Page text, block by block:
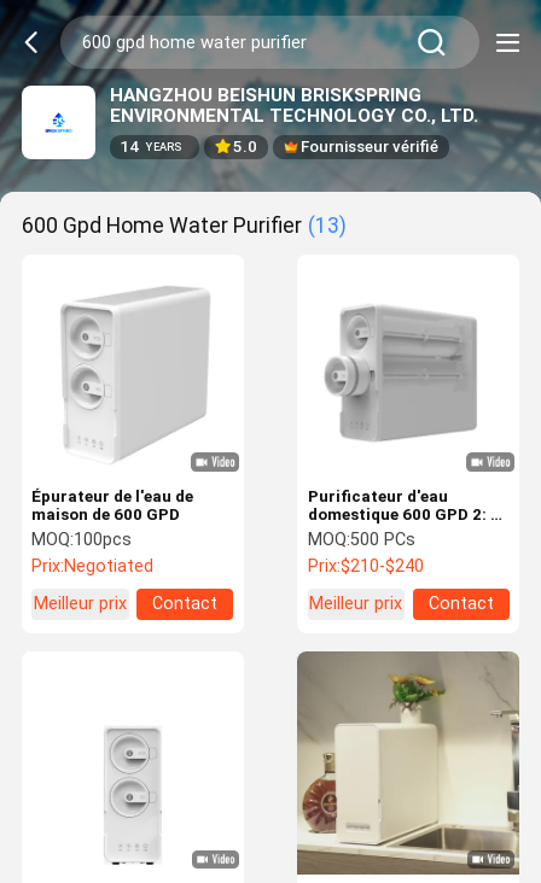
HANGZHOU BEISHUN BRISKSPRING
ENVIRONMENTAL TECHNOLOGY CO., LTD.
14 YEARS 5.0 Fournisseur vérifié
600 Gpd Home Water Purifier (13)
Épurateur de l'eau de
maison de 600 GPD
MOQ:100pcs
Prix:Negotiated
Meilleur prix
Contact
Purificateur d'eau
domestique 600 GPD 2: 1
pur pour drainer le filtre à
eau sous évier à haut
débit 1.5L/Min
MOQ:500 PCs
Prix:$210-$240
Meilleur prix
Contact